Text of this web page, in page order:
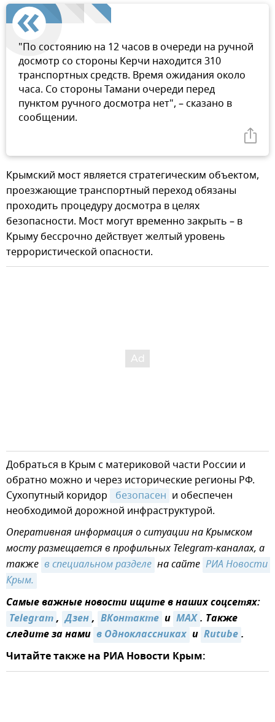
"По состоянию на 12 часов в очереди на ручной
досмотр со стороны Керчи находится 310
транспортных средств. Время ожидания около
часа. Со стороны Тамани очереди перед
пунктом ручного досмотра нет", – сказано в
сообщении.
Крымский мост является стратегическим объектом,
проезжающие транспортный переход обязаны
проходить процедуру досмотра в целях
безопасности. Мост могут временно закрыть – в
Крыму бессрочно действует желтый уровень
террористической опасности.
Добраться в Крым с материковой части России и
обратно можно и через исторические регионы РФ.
Сухопутный коридор
безопасен и обеспечен
необходимой дорожной инфраструктурой.
Оперативная информация о ситуации на Крымском
мосту размещается в профильных Telegram-каналах, а
также в специальном разделе на сайте РИА Новости
Крым.
Самые важные новости ищите в наших соцсетях:
Telegram, Дзен, ВКонтакте и MAX. Также
следите за нами в Одноклассниках и Rutube.
Читайте также на РИА Новости Крым: